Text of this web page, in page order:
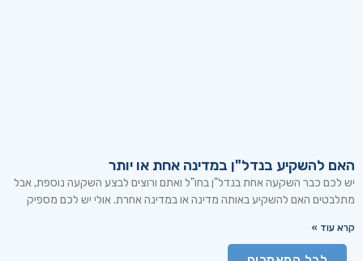
האם להשקיע בנדל"ן במדינה אחת או יותר
יש לכם כבר השקעה אחת בנדל"ן בחו"ל ואתם ורוצים לבצע השקעה נוספת, אבל
מתלבטים האם להשקיע באותה מדינה או במדינה אחרת. אולי יש לכם מספיק
קרא עוד »